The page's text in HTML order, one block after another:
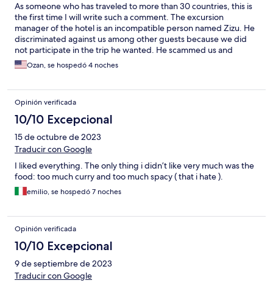
As someone who has traveled to more than 30 countries, this is
the first time I will write such a comment. The excursion
manager of the hotel is an incompatible person named Zizu. He
discriminated against us among other guests because we did
not participate in the trip he wanted. He scammed us and
charged us $20 extra per head. Moreover, despite this, he
always ignored our questions and requests until the last day.
The hotel's biggest problem is Zizu. Apart from this, the kitchen
staff was friendly and attentive. Room attendant Khalek was a
respectful person who did his job extremely well. The reception
was also polite and respectful. The meals were sufficient and
satisfying. The rooms, facilities and location were very
satisfactory. Guraidhoo is a small and quiet island. Don't go with
high expectations. It can be preferred for tranquility and plenty
of siesta. But because of Zizu, I would never consider going
there again. Thank you to other employees for their interest and
concern.
Ozan, se hospedó 4 noches
Opinión verificada
10/10 Excepcional
15 de octubre de 2023
Traducir con Google
I liked everything. The only thing i didn’t like very much was the
food: too much curry and too much spacy ( that i hate ).
emilio, se hospedó 7 noches
Opinión verificada
10/10 Excepcional
9 de septiembre de 2023
Traducir con Google